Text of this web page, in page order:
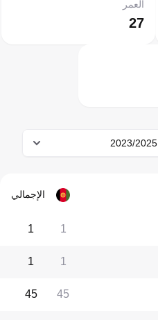
27
العمر
2023/2025
الإجمالي
1
1
1
1
45
45